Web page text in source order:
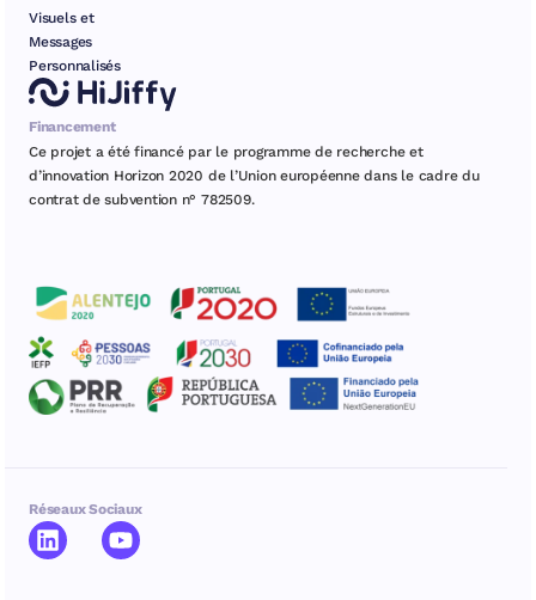
Financement
Ce projet a été financé par le programme de recherche et
d’innovation Horizon 2020 de l’Union européenne dans le cadre du
contrat de subvention n° 782509.
Réseaux Sociaux
Visuels et
Messages
Personnalisés